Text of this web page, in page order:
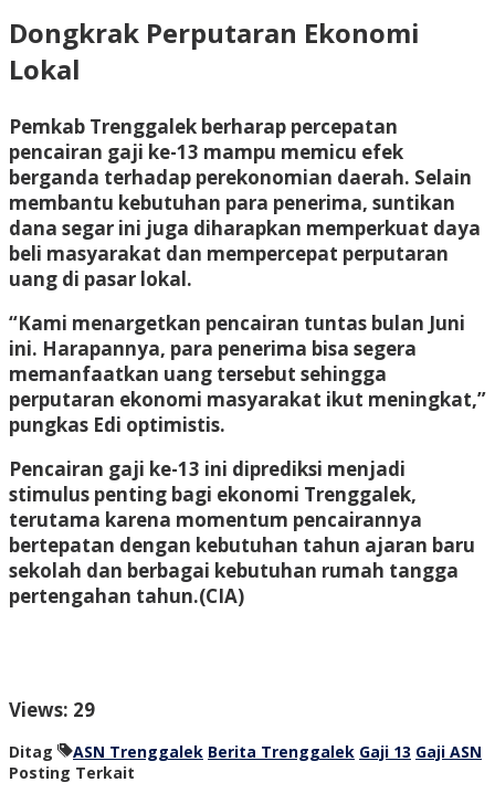
Dongkrak Perputaran Ekonomi
Lokal
Pemkab Trenggalek berharap percepatan
pencairan gaji ke-13 mampu memicu efek
berganda terhadap perekonomian daerah. Selain
membantu kebutuhan para penerima, suntikan
dana segar ini juga diharapkan memperkuat daya
beli masyarakat dan mempercepat perputaran
uang di pasar lokal.
“Kami menargetkan pencairan tuntas bulan Juni
ini. Harapannya, para penerima bisa segera
memanfaatkan uang tersebut sehingga
perputaran ekonomi masyarakat ikut meningkat,”
pungkas Edi optimistis.
Pencairan gaji ke-13 ini diprediksi menjadi
stimulus penting bagi ekonomi Trenggalek,
terutama karena momentum pencairannya
bertepatan dengan kebutuhan tahun ajaran baru
sekolah dan berbagai kebutuhan rumah tangga
pertengahan tahun.(CIA)
Views: 29
Ditag ASN Trenggalek Berita Trenggalek Gaji 13 Gaji ASN
Posting Terkait